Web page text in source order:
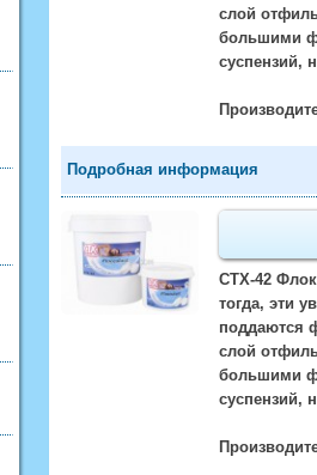
слой
большими
суспензий,
Подробная информация
CTX-42
тогда, эти
поддаются
слой
большими
суспензий,